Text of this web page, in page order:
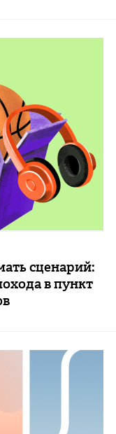
сценарий:
в пункт